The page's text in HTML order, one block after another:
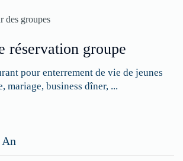
réservation groupe
pour enterrement de vie de jeunes
mariage, business dîner, ...